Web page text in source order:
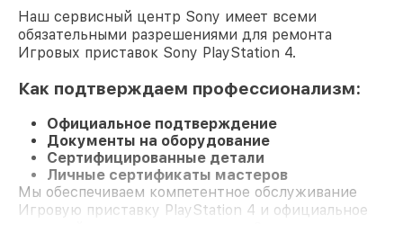
Наш сервисный центр Sony имеет всеми
обязательными разрешениями для ремонта
Игровых приставок Sony PlayStation 4.
Как подтверждаем профессионализм:
Официальное подтверждение
Документы на оборудование
Сертифицированные детали
Личные сертификаты мастеров
Мы обеспечиваем компетентное обслуживание
Игровую приставку PlayStation 4 и официальное